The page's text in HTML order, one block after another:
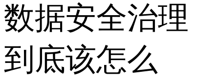
数据安全治理
到底该怎么